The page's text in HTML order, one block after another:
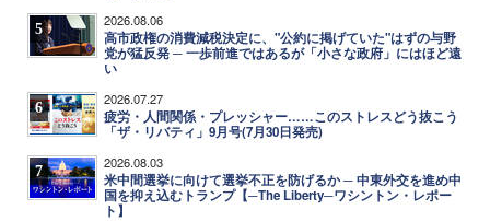
5 2026.08.06
高市政権の消費減税決定に、"公約に掲げていた"はずの与野
党が猛反発 ─ 一歩前進ではあるが「小さな政府」にはほど遠
い
6 2026.07.27
疲労・人間関係・プレッシャー……このストレスどう抜こう
「ザ・リバティ」9月号(7月30日発売)
7 2026.08.03
米中間選挙に向けて選挙不正を防げるか ─ 中東外交を進め中
国を抑え込むトランプ【─The Liberty─ワシントン・レポー
ト】